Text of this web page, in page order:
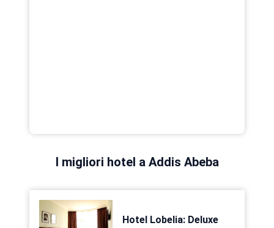
I migliori hotel a Addis Abeba
Hotel Lobelia: Deluxe